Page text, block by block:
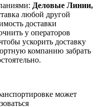
Деловые Линии,
любой другой
доставки
у операторов
ускорить доставку
компанию забрать
может